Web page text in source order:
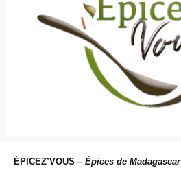
ÉPICEZ’VOUS – Épices de Madagascar